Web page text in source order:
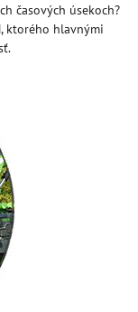
časových úsekoch?
ktorého hlavnými